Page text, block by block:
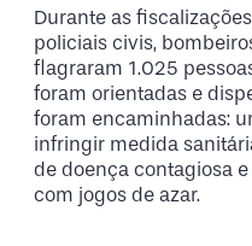
Durante as
policiais civis,
flagraram 1.025
foram orientadas e
foram encaminhadas:
infringir medida
de doença contagiosa
com jogos de azar.